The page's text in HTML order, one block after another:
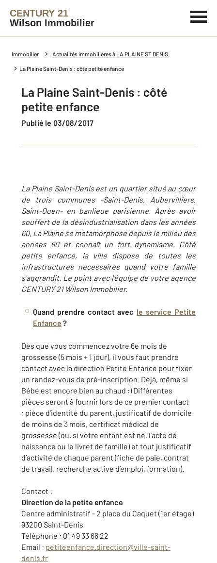
CENTURY 21
Wilson Immobilier
Immobilier Actualités immobilières à LA PLAINE ST DENIS
La Plaine Saint-Denis : côté petite enfance
La Plaine Saint-Denis : côté
petite enfance
Publié le 03/08/2017
La Plaine Saint-Denis est un quartier situé au cœur
de trois communes -Saint-Denis, Aubervilliers,
Saint-Ouen- en banlieue parisienne. Après avoir
souffert de la désindustrialisation dans les années
60, La Plaine se métamorphose depuis le milieu des
années 80 et connaît un fort dynamisme. Côté
petite enfance, la ville dispose de toutes les
infrastructures nécessaires quand votre famille
s'aggrandit. Le point avec l'équipe de votre agence
CENTURY 21 Wilson Immobilier.
Quand prendre contact avec le service Petite
Enfance ?
Dès que vous commencez votre 6e mois de
grossesse (5 mois + 1 jour), il vous faut prendre
contact avec la direction Petite Enfance pour fixer
un rendez-vous de pré-inscription. Déjà, même si
Bébé est encore bien au chaud :) Différentes
pièces seront à fournir lors de ce premier contact
: pièce d’identité du parent, justificatif de domicile
de moins de 3 mois, certificat médical de
grossesse (ou, si votre enfant est né, l’acte de
naissance ou le livret de famille) et tout justificatif
d’activité de chaque parent (fiche de paie, contrat
de travail, recherche active d’emploi, formation).
Contact :
Direction de la petite enfance
Centre administratif - 2 place du Caquet (1er étage)
93200 Saint-Denis
Téléphone : 01 49 33 66 22
Email : petiteenfance.direction@ville-saint-
denis.fr